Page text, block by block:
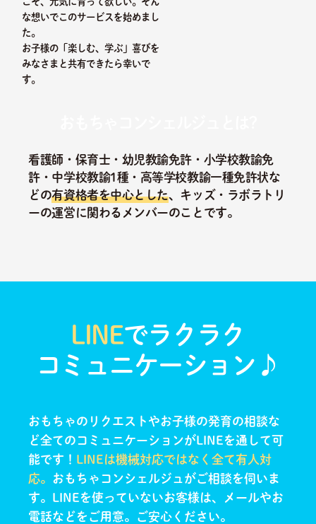
な想いでこのサービスを始めまし
た。
お子様の「楽しむ、学ぶ」喜びを
みなさまと共有できたら幸いで
す。
看護師・保育士・幼児教諭免許・小学校教諭免
許・中学校教諭1種・高等学校教諭一種免許状な
どの有資格者を中心とした、キッズ・ラボラトリ
ーの運営に関わるメンバーのことです。
LINEでラクラク
コミュニケーション♪
おもちゃのリクエストやお子様の発育の相談な
ど全てのコミュニケーションがLINEを通して可
能です！ LINEは機械対応ではなく全て有人対
応。 おもちゃコンシェルジュがご相談を伺いま
す。 LINEを使っていないお客様は、メールやお
電話などをご用意。ご安心ください。